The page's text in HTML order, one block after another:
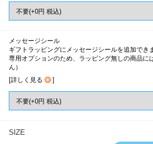
メッセージシール
ギフトラッピングにメッセージシールを追加でき
専用オプションのため、ラッピング無しの商品に
ん）
[詳しく見る ]
SIZE